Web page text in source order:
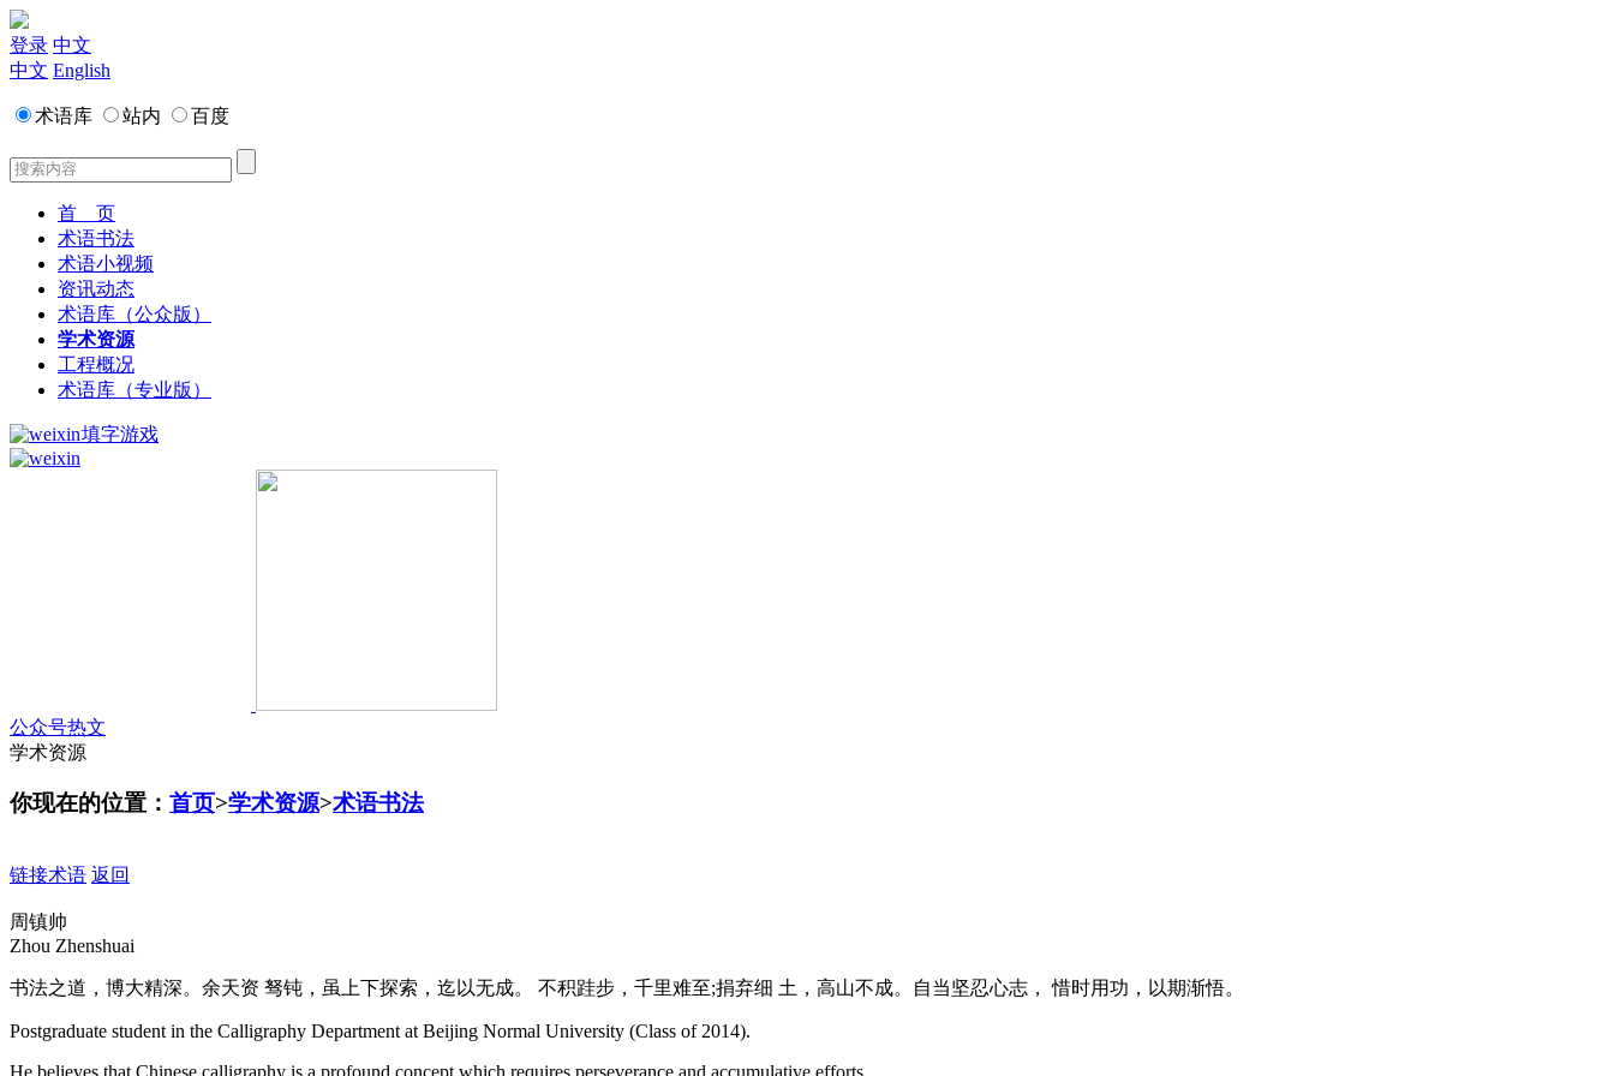
登录 中文
中文 English
术语库 站内 百度
首 页
术语书法
术语小视频
资讯动态
术语库（公众版）
学术资源
工程概况
术语库（专业版）
填字游戏
公众号热文
学术资源
你现在的位置： 首页>学术资源>术语书法
链接术语 返回
周镇帅
Zhou Zhenshuai
书法之道，博大精深。余天资 驽钝，虽上下探索，迄以无成。 不积跬步，千里难至;捐弃细 土，高山不成。自当坚忍心志， 惜时用功，以期渐悟。
Postgraduate student in the Calligraphy Department at Beijing Normal University (Class of 2014).
He believes that Chinese calligraphy is a profound concept which requires perseverance and accumulative efforts.